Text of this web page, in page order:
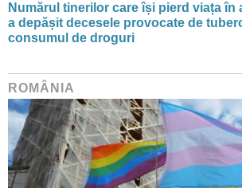
Numărul tinerilor care își pierd viața în
a depășit decesele provocate de
consumul de droguri
ROMÂNIA